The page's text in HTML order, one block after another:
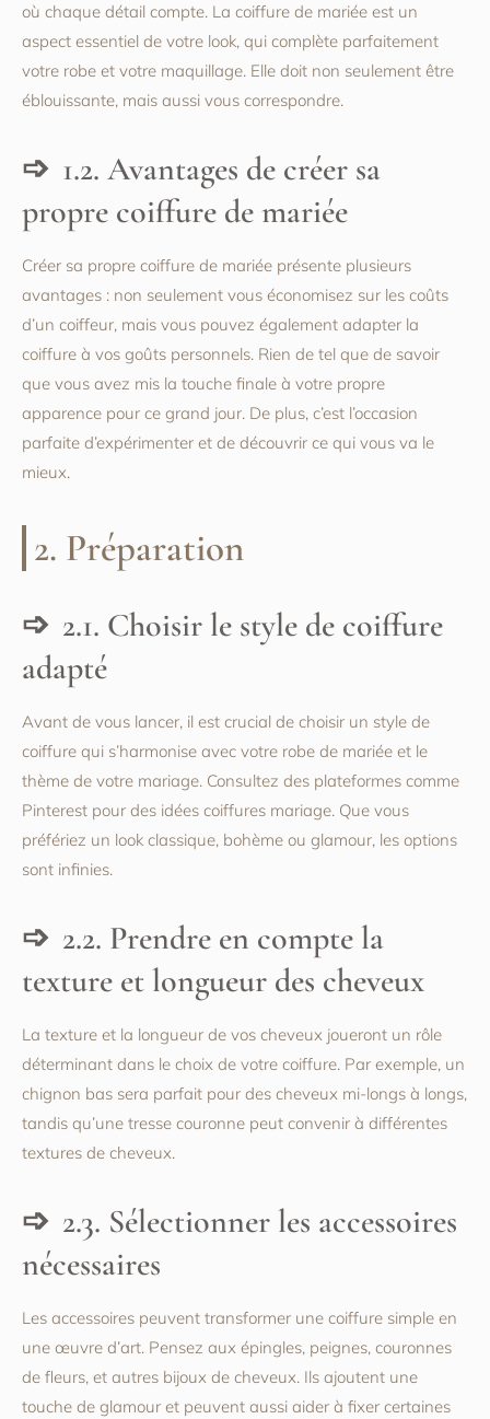
où chaque détail compte. La coiffure de mariée est un
aspect essentiel de votre look, qui complète parfaitement
votre robe et votre maquillage. Elle doit non seulement être
éblouissante, mais aussi vous correspondre.
1.2. Avantages de créer sa
propre coiffure de mariée
Créer sa propre coiffure de mariée présente plusieurs
avantages : non seulement vous économisez sur les coûts
d’un coiffeur, mais vous pouvez également adapter la
coiffure à vos goûts personnels. Rien de tel que de savoir
que vous avez mis la touche finale à votre propre
apparence pour ce grand jour. De plus, c’est l’occasion
parfaite d’expérimenter et de découvrir ce qui vous va le
mieux.
2. Préparation
2.1. Choisir le style de coiffure
adapté
Avant de vous lancer, il est crucial de choisir un style de
coiffure qui s’harmonise avec votre robe de mariée et le
thème de votre mariage. Consultez des plateformes comme
Pinterest pour des idées coiffures mariage. Que vous
préfériez un look classique, bohème ou glamour, les options
sont infinies.
2.2. Prendre en compte la
texture et longueur des cheveux
La texture et la longueur de vos cheveux joueront un rôle
déterminant dans le choix de votre coiffure. Par exemple, un
chignon bas sera parfait pour des cheveux mi-longs à longs,
tandis qu’une tresse couronne peut convenir à différentes
textures de cheveux.
2.3. Sélectionner les accessoires
nécessaires
Les accessoires peuvent transformer une coiffure simple en
une œuvre d’art. Pensez aux épingles, peignes, couronnes
de fleurs, et autres bijoux de cheveux. Ils ajoutent une
touche de glamour et peuvent aussi aider à fixer certaines